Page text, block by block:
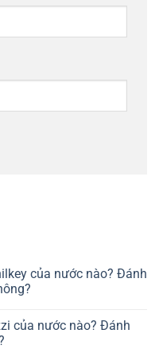
của nước nào? Đánh
của nước nào? Đánh